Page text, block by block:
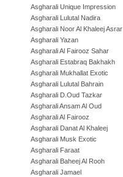
Asgharali Unique Impression
Asgharali Lulutal Nadira
Asgharali Noor Al Khaleej Asrar
Asgharali Yazan
Asgharali Al Fairooz Sahar
Asgharali Estabraq Bakhakh
Asgharali Mukhallat Exotic
Asgharali Lulutal Bahrain
Asgharali D.Oud Tazkar
Asgharali Ansam Al Oud
Asgharali Al Fairooz
Asgharali Danat Al Khaleej
Asgharali Musk Exotic
Asgharali Faraat
Asgharali Baheej Al Rooh
Asgharali Jamael